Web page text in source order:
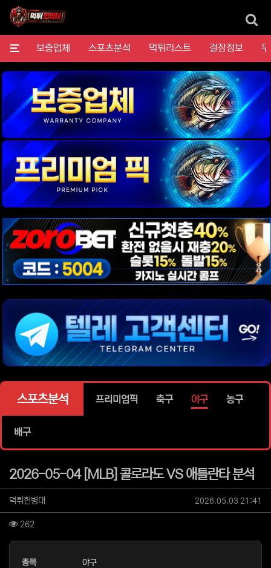
보증업체 스포츠분석 먹튀리스트 결장정보
위젯설정에서 이미지 등록
위젯설정에서 이미지 등록
위젯설정에서 이미지 등록
위젯설정에서 이미지 등록
스포츠분석 프리미엄픽 축구 야구 농구
배구
2026-05-04 [MLB] 콜로라도 VS 애틀란타 분석
작성자 정보
먹튀헌병대 작성일
2026.05.03 21:41
컨텐츠 정보
262
본문
종목 야구